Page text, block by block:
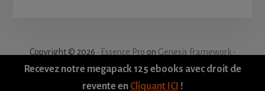
Recevez notre megapack 125 ebooks avec droit de
revente en Cliquant ICI !
Copyright © 2026 · Essence Pro on Genesis Framework ·
WordPress
Log in